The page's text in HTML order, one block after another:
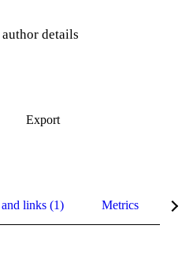
author details
Export
links (1) Metrics